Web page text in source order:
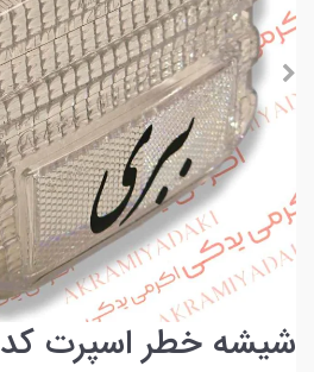
شیشه خطر اسپرت کد 21100222